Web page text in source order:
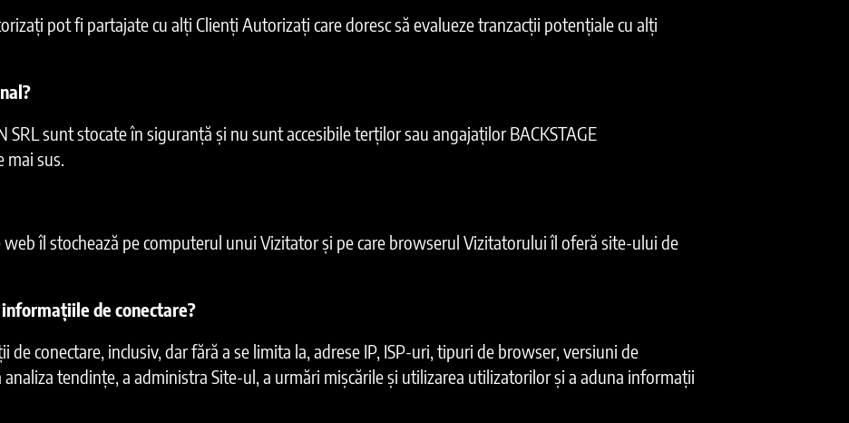
pot fi partajate cu alți Clienți Autorizați care doresc să evalueze tranzacții potențiale cu alți
SRL sunt stocate în siguranță și nu sunt accesibile terților sau angajaților BACKSTAGE
mai sus.
web îl stochează pe computerul unui Vizitator și pe care browserul Vizitatorului îl oferă site-ului de
informațiile de conectare?
de conectare, inclusiv, dar fără a se limita la, adrese IP, ISP-uri, tipuri de browser, versiuni de
tendințe, a administra Site-ul, a urmări mișcările și utilizarea utilizatorilor și a aduna informații